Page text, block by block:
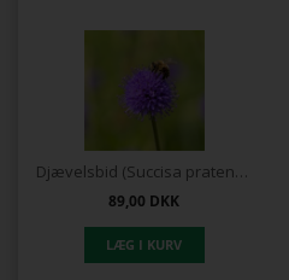
Djævelsbid (Succisa pratensis)
89,00 DKK